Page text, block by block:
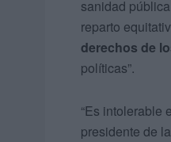
sanidad
reparto
derechos de
políticas”.
“Es intolerable
presidente de